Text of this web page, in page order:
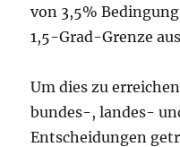
von 3,5%
1,5-Grad-Grenze
Um dies zu
bundes-, landes-
Entscheidungen